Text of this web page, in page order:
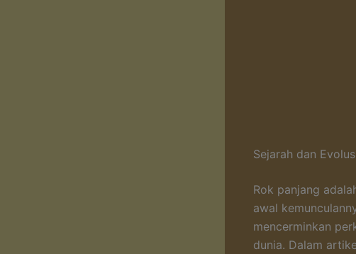
Sejarah dan
Rok panjang
awal
mencerminkan
dunia. Dalam